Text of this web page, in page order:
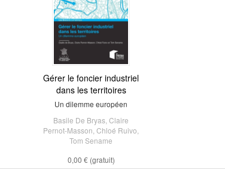
Gérer le foncier industriel
dans les territoires
Un dilemme européen
Basile De Bryas Claire
Pernot-Masson Chloé Ruivo
Tom Sename
0,00 € (gratuit)